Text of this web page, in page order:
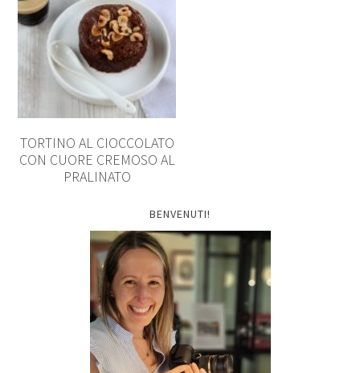
TORTINO AL CIOCCOLATO
CON CUORE CREMOSO AL
PRALINATO
BENVENUTI!